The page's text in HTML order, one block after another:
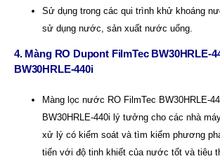
Sử dụng trong các qui trình khử khoáng
sử dụng nước, sản xuất nước uống.
4. Màng RO Dupont FilmTec BW30HRLE-
BW30HRLE-440i
Màng lọc nước RO FilmTec BW30HRLE-
BW30HRLE-440i lý tưởng cho các nhà
xử lý có kiểm soát và tìm kiếm phương
tiến với độ tinh khiết của nước tốt và tiêu